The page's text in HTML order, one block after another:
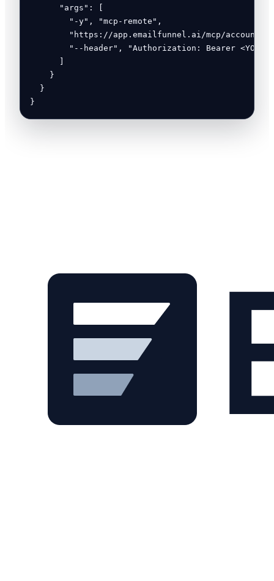
      "args": [
        "-y", "mcp-remote",
        "https://app.emailfunnel.ai/mcp/account",
"--header", "Authorization: Bearer
    }
  }
}